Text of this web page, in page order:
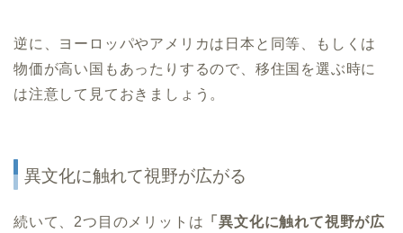
逆に、ヨーロッパやアメリカは日本と同等、もしくは
物価が高い国もあったりするので、移住国を選ぶ時に
は注意して見ておきましょう。
異文化に触れて視野が広がる
続いて、2つ目のメリットは 「異文化に触れて視野が広